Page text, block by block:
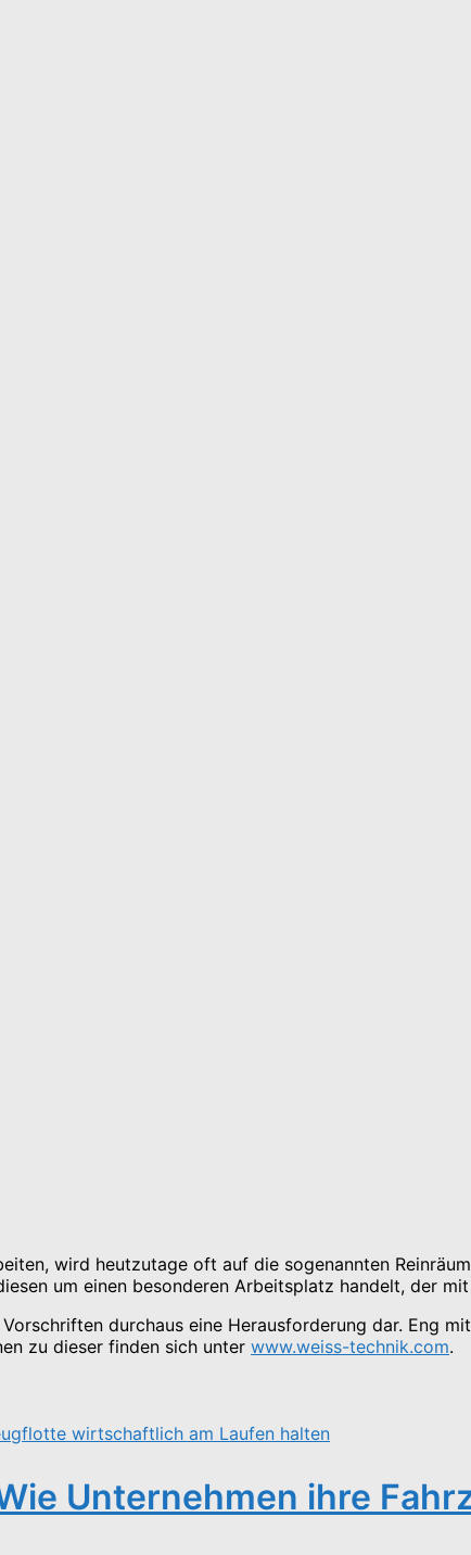
wird heutzutage oft auf die sogenannten
um einen besonderen Arbeitsplatz handelt, der
durchaus eine Herausforderung dar. Eng
zu dieser finden sich unter www.weiss-technik.com.
Unternehmen ihre